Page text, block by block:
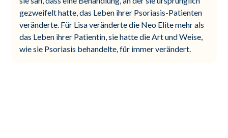
gezweifelt hatte, das Leben ihrer Psoriasis-Patienten
veränderte. Für Lisa veränderte die Neo Elite mehr als
das Leben ihrer Patientin, sie hatte die Art und Weise,
wie sie Psoriasis behandelte, für immer verändert.